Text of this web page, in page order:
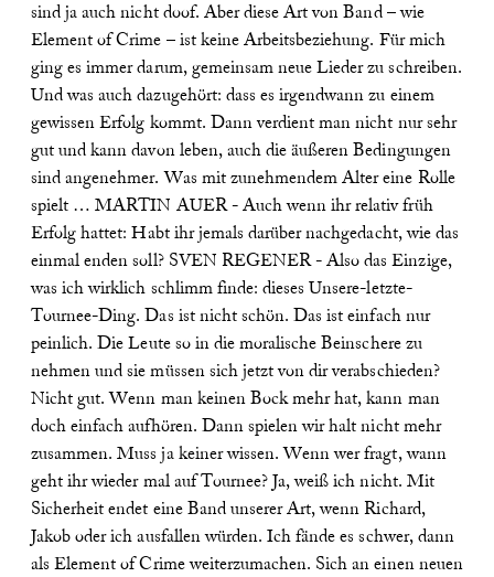
sind ja auch nicht doof. Aber diese Art von Band – wie
Element of Crime – ist keine Arbeitsbeziehung. Für mich
ging es immer darum, gemeinsam neue Lieder zu schreiben.
Und was auch dazugehört: dass es irgendwann zu einem
gewissen Erfolg kommt. Dann verdient man nicht nur sehr
gut und kann davon leben, auch die äußeren Bedingungen
sind angenehmer. Was mit zunehmendem Alter eine Rolle
spielt … MARTIN AUER - Auch wenn ihr relativ früh
Erfolg hattet: Habt ihr jemals darüber nachgedacht, wie das
einmal enden soll? SVEN REGENER - Also das Einzige,
was ich wirklich schlimm finde: dieses Unsere-letzte-
Tournee-Ding. Das ist nicht schön. Das ist einfach nur
peinlich. Die Leute so in die moralische Beinschere zu
nehmen und sie müssen sich jetzt von dir verabschieden?
Nicht gut. Wenn man keinen Bock mehr hat, kann man
doch einfach aufhören. Dann spielen wir halt nicht mehr
zusammen. Muss ja keiner wissen. Wenn wer fragt, wann
geht ihr wieder mal auf Tournee? Ja, weiß ich nicht. Mit
Sicherheit endet eine Band unserer Art, wenn Richard,
Jakob oder ich ausfallen würden. Ich fände es schwer, dann
als Element of Crime weiterzumachen. Sich an einen neuen